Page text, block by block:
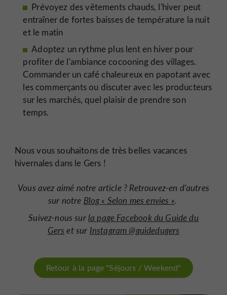
Prévoyez des vêtements chauds, l'hiver peut
entraîner de fortes baisses de température la nuit
et le matin
Adoptez un rythme plus lent en hiver pour
profiter de l'ambiance cocooning des villages.
Commander un café chaleureux en papotant avec
les commerçants ou discuter avec les producteurs
sur les marchés, quel plaisir de prendre son
temps.
Nous vous souhaitons de très belles vacances
hivernales dans le Gers !
Vous avez aimé notre article ? Retrouvez-en d’autres
sur notre Blog « Selon mes envies ».
Suivez-nous surla page Facebook du Guide du
Gers et sur Instagram @guidedugers
Retour à la page "Séjours / Weekend"